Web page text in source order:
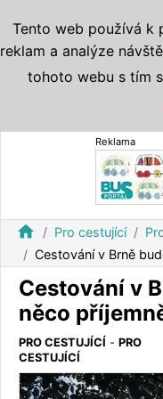
Reklama
home Pro cestující
Cestování v Brně
Cestování v
něco
PRO CESTUJÍCÍ - PRO
CESTUJÍCÍ
Tento web používá k
reklam a analýze
tohoto webu s tím